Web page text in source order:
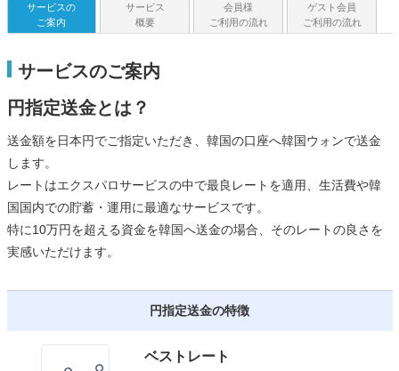
サービスの
ご案内
サービス
概要
会員様
ご利用の流れ
ゲスト会員
ご利用の流れ
サービスのご案内
円指定送金とは？
送金額を日本円でご指定いただき、韓国の口座へ韓国ウォンで送金
します。
レートはエクスパロサービスの中で最良レートを適用、生活費や韓
国国内での貯蓄・運用に最適なサービスです。
特に10万円を超える資金を韓国へ送金の場合、そのレートの良さを
実感いただけます。
円指定送金の特徴
ベストレート